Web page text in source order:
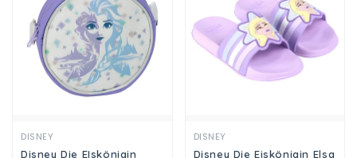
DISNEY
Disney Die EIskönigin
DISNEY
Disney Die Eiskönigin Elsa